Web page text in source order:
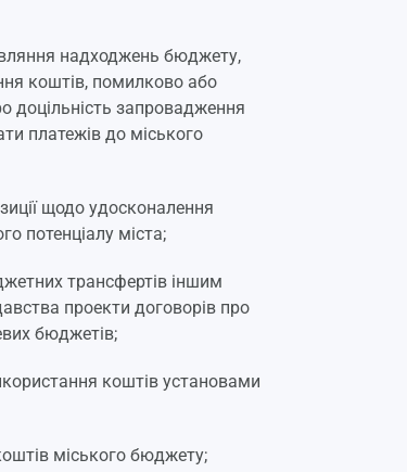
надходжень бюджету,
коштів, помилково або
доцільність запровадження
платежів до міського
щодо удосконалення
потенціалу міста;
трансфертів іншим
проекти договорів про
бюджетів;
коштів установами
міського бюджету;